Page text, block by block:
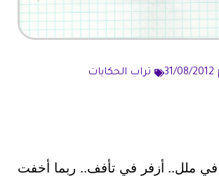
31/08/2012 تراب الحكايات
في ملل.. أزفر في تأفف.. ربما أخفت